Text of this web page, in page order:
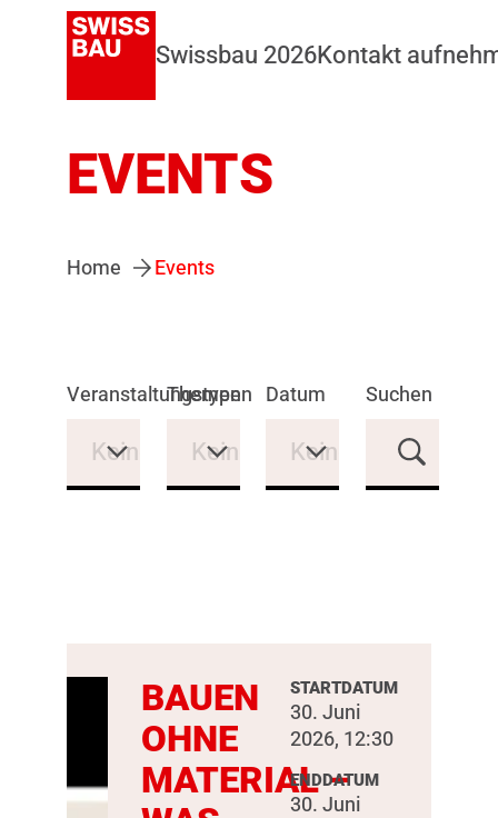
Swissbau 2026Kontakt
EVENTS
Home Events
Veranstaltungstypen
Keine Auswahl
Themen
Keine Auswahl
Datum
Keine Auswahl
Suchen
BAUEN
OHNE
MATERIAL –
STARTDATUM
30. Juni
2026, 12:30
ENDDATUM
30. Juni